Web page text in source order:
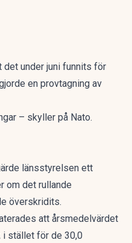
under juni funnits för
en provtagning av
– skyller på Nato.
länsstyrelsen ett
om det rullande
överskridits.
att årsmedelvärdet
i stället för de 30,0